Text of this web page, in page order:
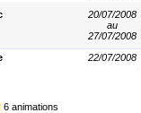
20/07/2008
au
27/07/2008
22/07/2008
6 animations